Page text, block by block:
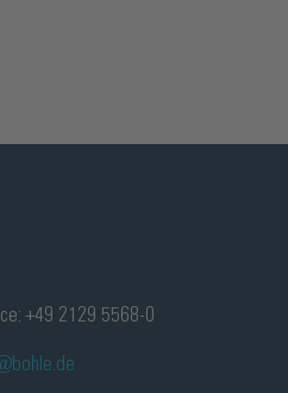
+49 2129 5568-0